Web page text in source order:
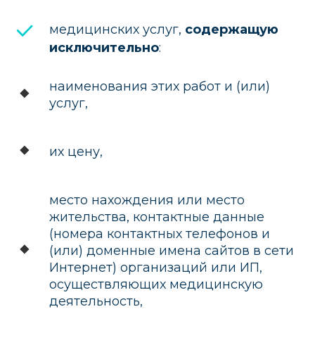
медицинских услуг, содержащую
исключительно:
наименования этих работ и (или)
услуг,
их цену,
место нахождения или место
жительства, контактные данные
(номера контактных телефонов и
(или) доменные имена сайтов в сети
Интернет) организаций или ИП,
осуществляющих медицинскую
деятельность,